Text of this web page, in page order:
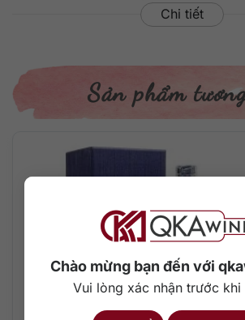
Chào mừng bạn đến với
Vui lòng xác nhận trước khi
Trưởng thành trong kho ít nhất 4 năm.
thực sự đậm đà.
Trên thị trường, giá bán chai Bourbon
Thông tin chi tiết về rượu
Phân loại: Bourbon American Whiskey
Nồng độ: 50%
Dung tích: 700 ml
Tuổi rượu: 7 năm
Màu sắc: Nâu hổ phách
Cách thưởng thức: Uống nguyên chất,
Chi tiết
Sản phẩm